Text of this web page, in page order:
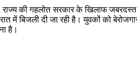
राज्य की गहलोत सरकार के खिलाफ
में बिजली दी जा रही है। युवकों को
है।